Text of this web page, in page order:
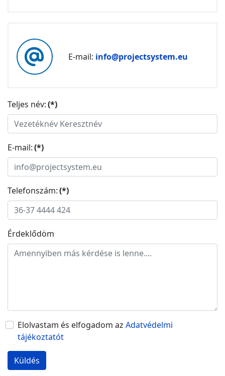
fa
fa-
at
E-mail: info@projectsystem.eu
Teljes név:(*)
E-mail:(*)
Telefonszám:(*)
Érdeklődöm
Adatvédelmi nyilatkozat elfogadása
Elolvastam és elfogadom az Adatvédelmi
tájékoztatót
Küldés